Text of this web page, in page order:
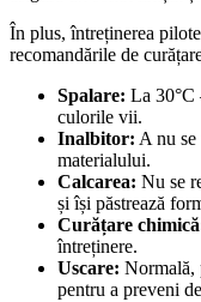
În plus, întreținerea
recomandările de
Spalare: La 30°C
culorile vii.
Inalbitor: A nu
materialului.
Calcarea: Nu se
și își păstrează
Curățare
întreținere.
Uscare: Normală,
pentru a preveni